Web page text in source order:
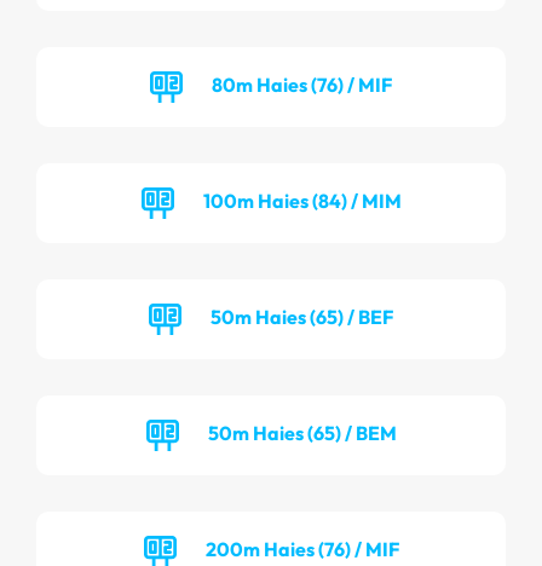
80m Haies (76) / MIF
100m Haies (84) / MIM
50m Haies (65) / BEF
50m Haies (65) / BEM
200m Haies (76) / MIF